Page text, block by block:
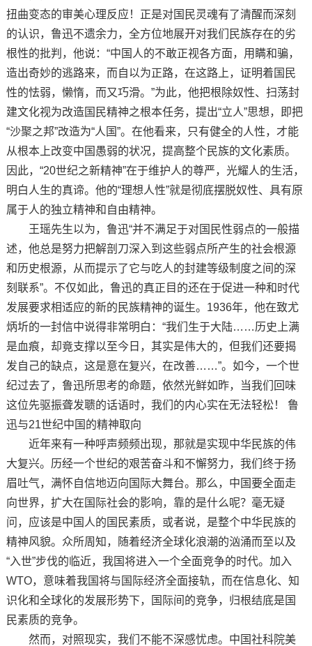
扭曲变态的审美心理反应！正是对国民灵魂有了清醒而深刻
的认识，鲁迅不遗余力，全方位地展开对我们民族存在的劣
根性的批判，他说：“中国人的不敢正视各方面，用瞒和骗，
造出奇妙的逃路来，而自以为正路，在这路上，证明着国民
性的怯弱，懒惰，而又巧滑。”为此，他把根除奴性、扫荡封
建文化视为改造国民精神之根本任务，提出“立人”思想，即把
“沙聚之邦”改造为“人国”。在他看来，只有健全的人性，才能
从根本上改变中国愚弱的状况，提高整个民族的文化素质。
因此，“20世纪之新精神”在于维护人的尊严，光耀人的生活，
明白人生的真谛。他的“理想人性”就是彻底摆脱奴性、具有原
属于人的独立精神和自由精神。
王瑶先生以为，鲁迅“并不满足于对国民性弱点的一般描
述，他总是努力把解剖刀深入到这些弱点所产生的社会根源
和历史根源，从而提示了它与吃人的封建等级制度之间的深
刻联系”。不仅如此，鲁迅的真正目的还在于促进一种和时代
发展要求相适应的新的民族精神的诞生。1936年，他在致尤
炳圻的一封信中说得非常明白：“我们生于大陆……历史上满
是血痕，却竟支撑以至今日，其实是伟大的，但我们还要揭
发自己的缺点，这是意在复兴，在改善……”。如今，一个世
纪过去了，鲁迅所思考的命题，依然光鲜如昨，当我们回味
这位先驱振聋发聩的话语时，我们的内心实在无法轻松！ 鲁
迅与21世纪中国的精神取向
近年来有一种呼声频频出现，那就是实现中华民族的伟
大复兴。历经一个世纪的艰苦奋斗和不懈努力，我们终于扬
眉吐气，满怀自信地迈向国际大舞台。那么，中国要全面走
向世界，扩大在国际社会的影响，靠的是什么呢？毫无疑
问，应该是中国人的国民素质，或者说，是整个中华民族的
精神风貌。众所周知，随着经济全球化浪潮的汹涌而至以及
“入世”步伐的临近，我国将进入一个全面竞争的时代。加入
WTO，意味着我国将与国际经济全面接轨，而在信息化、知
识化和全球化的发展形势下，国际间的竞争，归根结底是国
民素质的竞争。
然而，对照现实，我们不能不深感忧虑。中国社科院美